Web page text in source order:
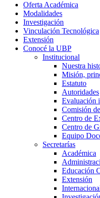
Oferta Académica
Modalidades
Investigación
Vinculación Tecnológica
Extensión
Conocé la UBP
Institucional
Nuestra
Misión,
Estatuto
Autoridades
Evaluación
Comisión
Centro de
Centro de
Equipo
Secretarías
Académica
Educación
Extensión